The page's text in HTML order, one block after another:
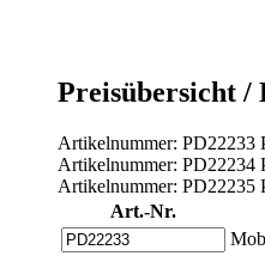
Preisübersicht /
Artikelnummer: PD22233
Artikelnummer: PD22234
Artikelnummer: PD22235
Art.-Nr.